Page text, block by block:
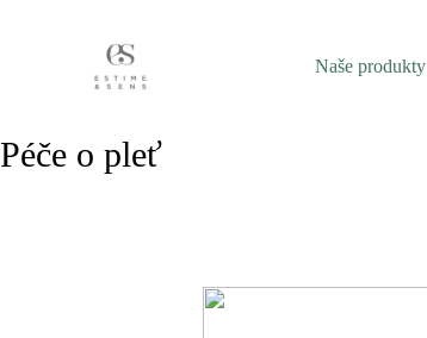
Naše produkty
Péče o pleť